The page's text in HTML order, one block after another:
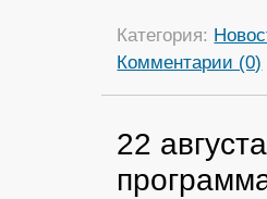
Категория:
Комментарии (0)
22